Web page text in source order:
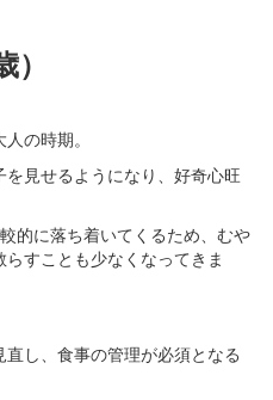
の時期。
見せるようになり、好奇心旺
的に落ち着いてくるため、むや
すことも少なくなってきま
し、食事の管理が必須となる